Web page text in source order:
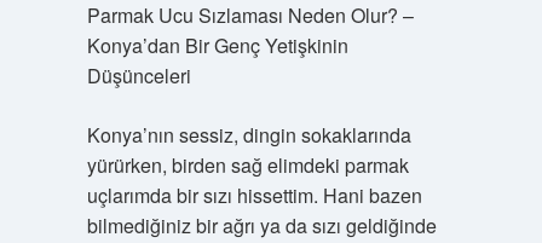
Parmak Ucu Sızlaması Neden Olur? –
Konya’dan Bir Genç Yetişkinin
Düşünceleri
Konya’nın sessiz, dingin sokaklarında
yürürken, birden sağ elimdeki parmak
uçlarımda bir sızı hissettim. Hani bazen
bilmediğiniz bir ağrı ya da sızı geldiğinde